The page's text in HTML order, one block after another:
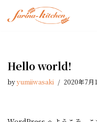
ツ
へ
Hello world!
byyumiiwasaki 2020年7月